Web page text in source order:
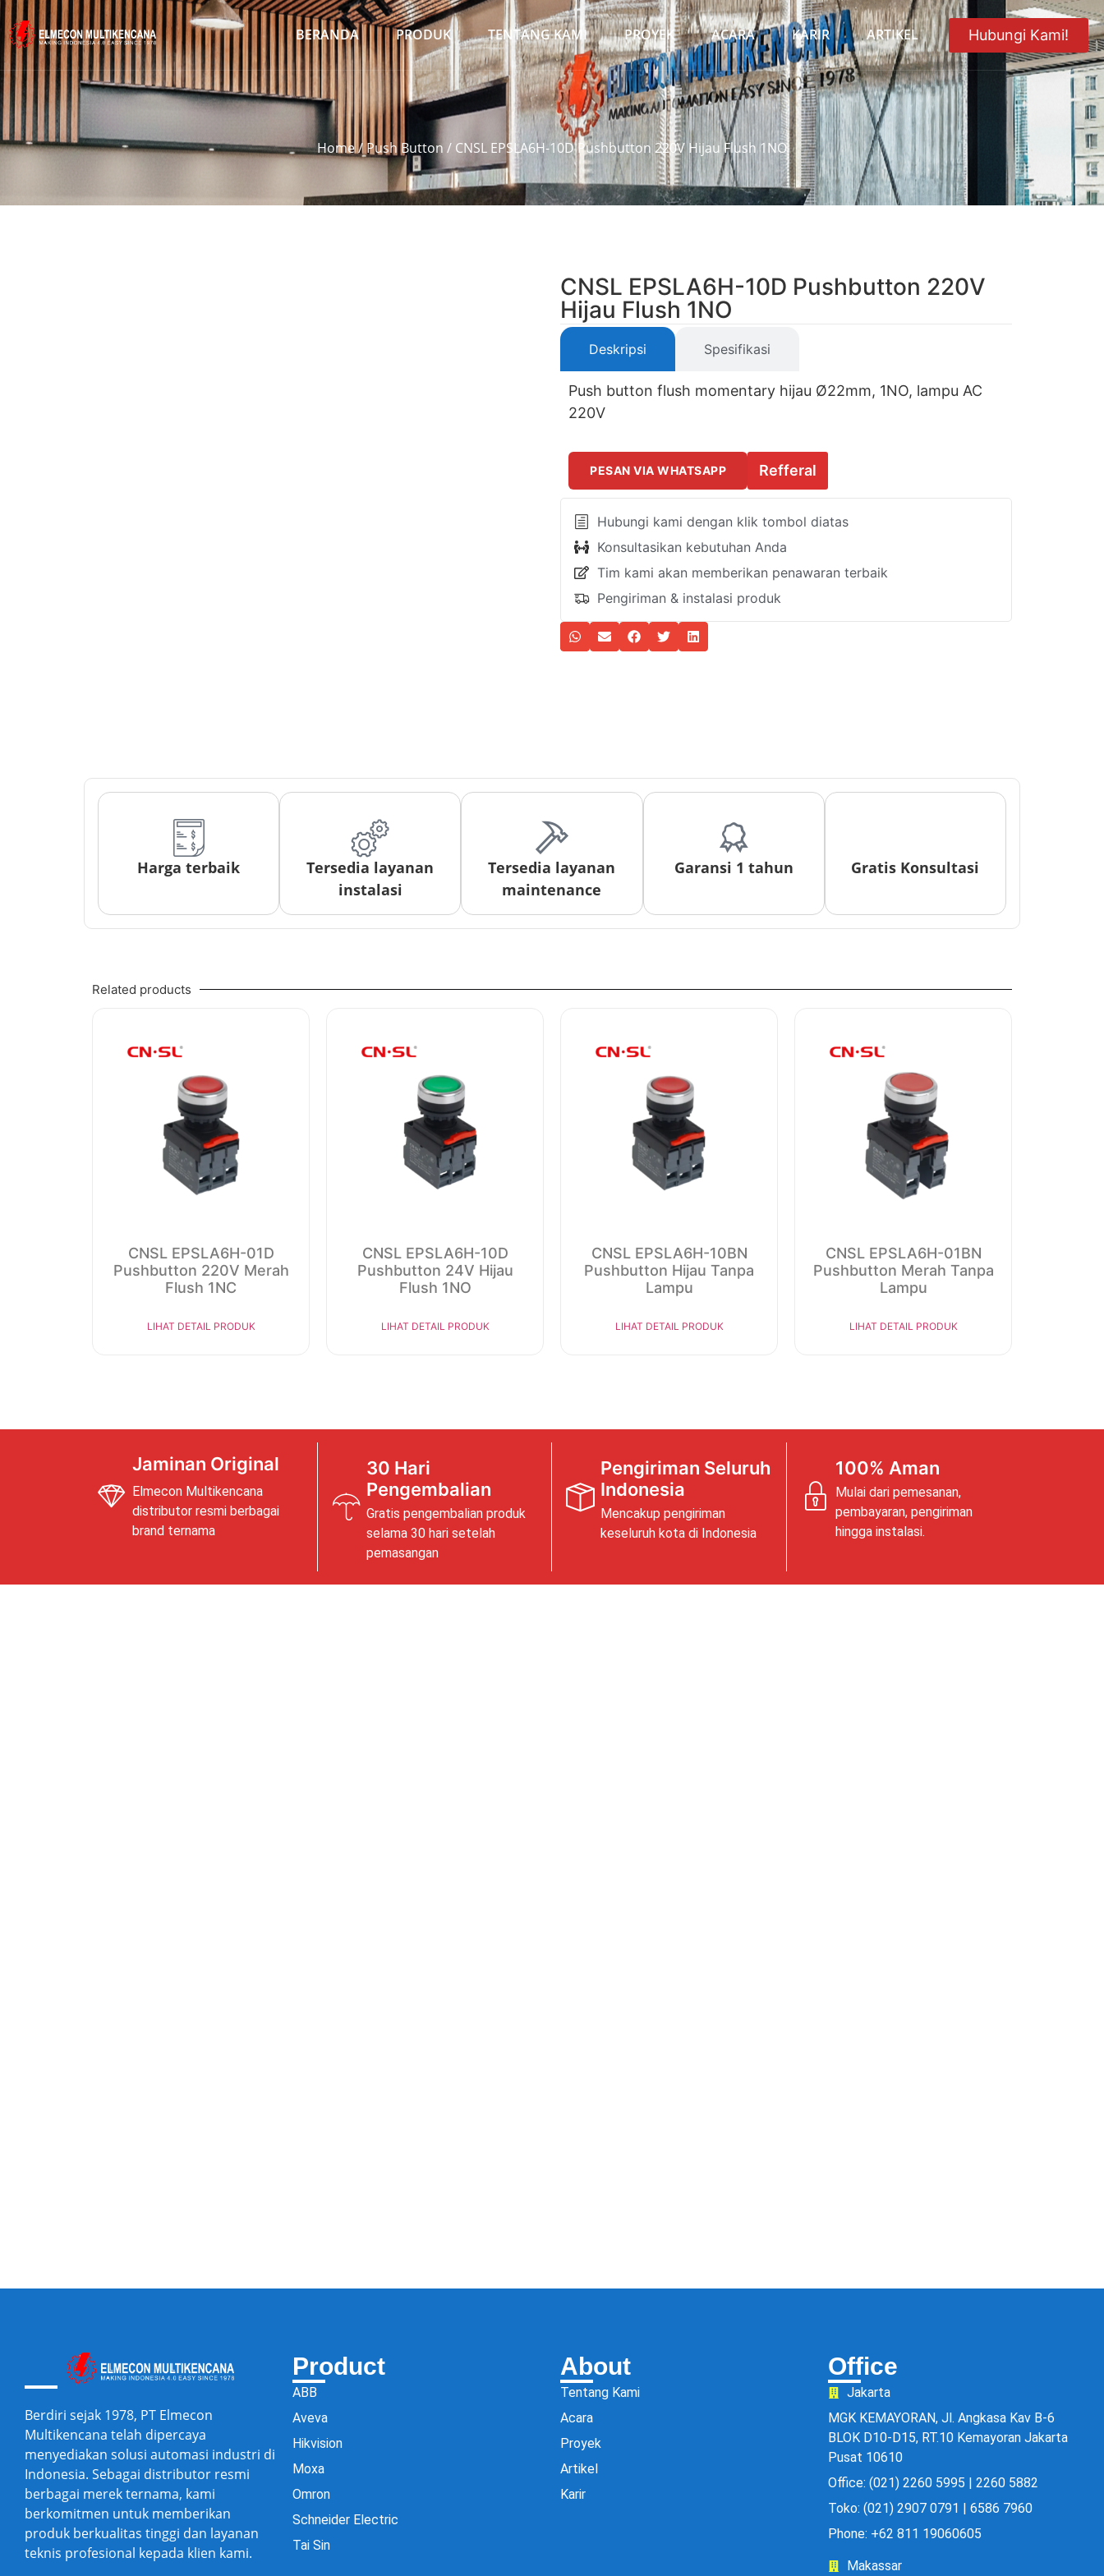
BERANDA PRODUK TENTANG KAMI PROYEK ACARA KARIR ARTIKEL Hubungi Kami!
Home/Push Button / CNSL EPSLA6H-10D Pushbutton 220V Hijau Flush 1NO
CNSL EPSLA6H-10D Pushbutton 220V
Hijau Flush 1NO
Deskripsi Spesifikasi
Push button flush momentary hijau Ø22mm, 1NO, lampu AC
220V
PESAN VIA WHATSAPP Refferal
Hubungi kami dengan klik tombol diatas
Konsultasikan kebutuhan Anda
Tim kami akan memberikan penawaran terbaik
Pengiriman & instalasi produk
Harga terbaik
Tersedia layanan
instalasi
Tersedia layanan
maintenance
Garansi 1 tahun Gratis Konsultasi
Related products
CNSL EPSLA6H-01D
Pushbutton 220V Merah
Flush 1NC
LIHAT DETAIL PRODUK
CNSL EPSLA6H-10D
Pushbutton 24V Hijau
Flush 1NO
LIHAT DETAIL PRODUK
CNSL EPSLA6H-10BN
Pushbutton Hijau Tanpa
Lampu
LIHAT DETAIL PRODUK
CNSL EPSLA6H-01BN
Pushbutton Merah Tanpa
Lampu
LIHAT DETAIL PRODUK
Jaminan Original
Elmecon Multikencana
distributor resmi berbagai
brand ternama
30 Hari
Pengembalian
Gratis pengembalian produk
selama 30 hari setelah
pemasangan
Pengiriman Seluruh
Indonesia
Mencakup pengiriman
keseluruh kota di Indonesia
100% Aman
Mulai dari pemesanan,
pembayaran, pengiriman
hingga instalasi.
Berdiri sejak 1978, PT Elmecon
Multikencana telah dipercaya
menyediakan solusi automasi industri di
Indonesia. Sebagai distributor resmi
berbagai merek ternama, kami
berkomitmen untuk memberikan
produk berkualitas tinggi dan layanan
teknis profesional kepada klien kami.
Product
ABB
Aveva
Hikvision
Moxa
Omron
Schneider Electric
Tai Sin
About
Tentang Kami
Acara
Proyek
Artikel
Karir
Office
Jakarta
MGK KEMAYORAN, Jl. Angkasa Kav B-6
BLOK D10-D15, RT.10 Kemayoran Jakarta
Pusat 10610
Office: (021) 2260 5995 | 2260 5882
Toko: (021) 2907 0791 | 6586 7960
Phone: +62 811 19060605
Makassar